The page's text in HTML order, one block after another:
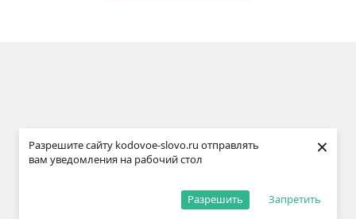
Разрешите сайту kodovoe-slovo.ru отправлять
вам уведомления на рабочий стол
Запретить
Разрешить
×